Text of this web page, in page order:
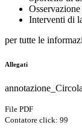
Interventi di
per tutte le
Allegati
File PDF
Contatore click: 99